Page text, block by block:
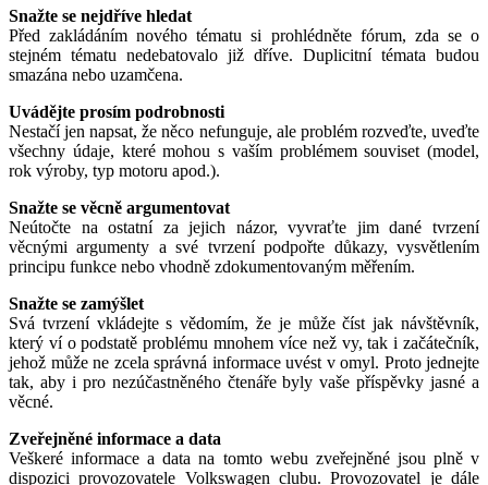
Snažte se nejdříve hledat
Před zakládáním nového tématu si prohlédněte fórum, zda se o
stejném tématu nedebatovalo již dříve. Duplicitní témata budou
smazána nebo uzamčena.
Uvádějte prosím podrobnosti
Nestačí jen napsat, že něco nefunguje, ale problém rozveďte, uveďte
všechny údaje, které mohou s vaším problémem souviset (model,
rok výroby, typ motoru apod.).
Snažte se věcně argumentovat
Neútočte na ostatní za jejich názor, vyvraťte jim dané tvrzení
věcnými argumenty a své tvrzení podpořte důkazy, vysvětlením
principu funkce nebo vhodně zdokumentovaným měřením.
Snažte se zamýšlet
Svá tvrzení vkládejte s vědomím, že je může číst jak návštěvník,
který ví o podstatě problému mnohem více než vy, tak i začátečník,
jehož může ne zcela správná informace uvést v omyl. Proto jednejte
tak, aby i pro nezúčastněného čtenáře byly vaše příspěvky jasné a
věcné.
Zveřejněné informace a data
Veškeré informace a data na tomto webu zveřejněné jsou plně v
dispozici provozovatele Volkswagen clubu. Provozovatel je dále